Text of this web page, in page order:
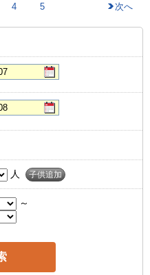
4 5 次へ
人 子供追加
～